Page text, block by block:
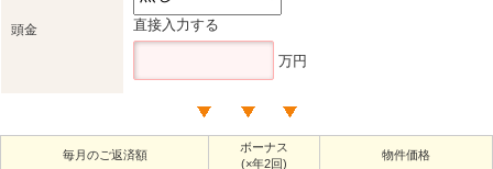
頭金 直接入力する
万円
毎月のご返済額
ボーナス
(×年2回)
物件価格